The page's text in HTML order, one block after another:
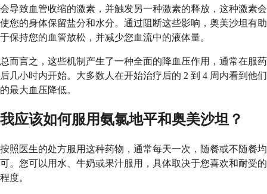
会导致血管收缩的激素，并触发另一种激素的释放，这种激素会
使您的身体保留盐分和水分。通过阻断这些影响，奥美沙坦有助
于保持您的血管放松，并减少您血流中的液体量。
总而言之，这些机制产生了一种全面的降血压作用，通常在服药
后几小时内开始。大多数人在开始治疗后的 2 到 4 周内看到他们
的最大血压降低。
我应该如何服用氨氯地平和奥美沙坦？
按照医生的处方服用这种药物，通常每天一次，随餐或不随餐均
可。您可以用水、牛奶或果汁服用，具体取决于您喜欢和耐受的
程度。